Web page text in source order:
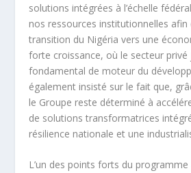
solutions intégrées à l’échelle
nos ressources institutionnelles afin
transition du Nigéria vers une
forte croissance, où le secteur
fondamental de moteur du
également insisté sur le fait que,
le Groupe reste déterminé à
de solutions transformatrices
résilience nationale et une
L’un des points forts du